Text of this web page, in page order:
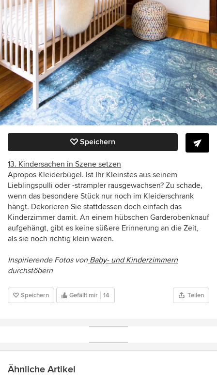
Speichern
13. Kindersachen in Szene setzen
Apropos Kleiderbügel. Ist Ihr Kleinstes aus seinem
Lieblingspulli oder -strampler rausgewachsen? Zu schade,
wenn das besondere Stück nur noch im Kleiderschrank
hängt. Dekorieren Sie stattdessen doch einfach das
Kinderzimmer damit. An einem hübschen Garderobenknauf
aufgehängt, gibt es keine süßere Erinnerung an die Zeit,
als sie noch richtig klein waren.
Inspirierende Fotos von Baby- und Kinderzimmern
durchstöbern
Speichern Gefällt mir 14 Teilen
Ähnliche Artikel